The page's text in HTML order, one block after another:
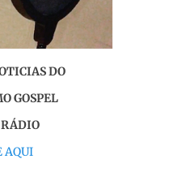
DO
GOSPEL
AQUI